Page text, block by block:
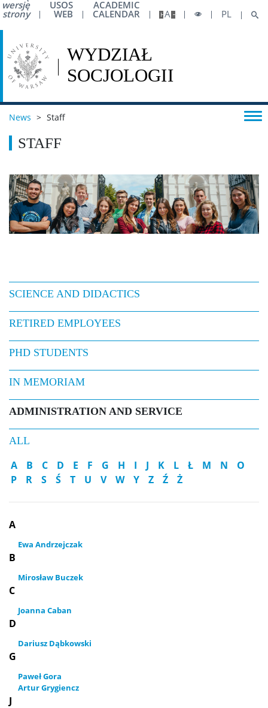
wersję
strony
USOS
WEB
ACADEMIC
CALENDAR A PL
News > Staff
STAFF
SCIENCE AND DIDACTICS
RETIRED EMPLOYEES
PHD STUDENTS
IN MEMORIAM
ADMINISTRATION AND SERVICE
ALL
A B C D E F G H I J K L Ł M N
O
P
R S Ś T U V W Y Z Ź Ż
A
Ewa Andrzejczak
B
Mirosław Buczek
C
Joanna Caban
D
Dariusz Dąbkowski
G
Paweł Gora
Artur Grygiencz
J